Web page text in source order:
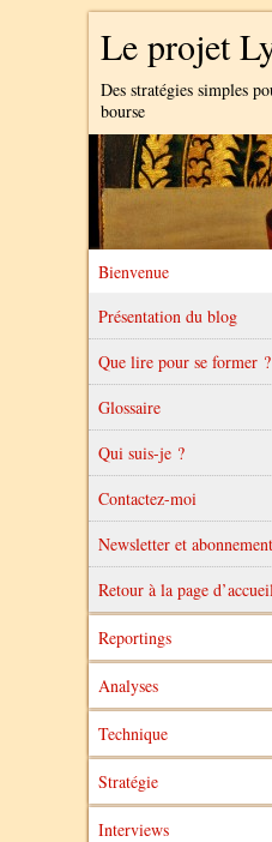
Le projet
Des stratégies simples
bourse
Bienvenue
Présentation du blog
Que lire pour se former ?
Glossaire
Qui suis-je ?
Contactez-moi
Newsletter et
Retour à la page
Reportings
Analyses
Technique
Stratégie
Interviews